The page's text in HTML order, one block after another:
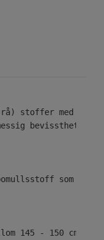
med
bevissthet
som er
145 - 150 cm